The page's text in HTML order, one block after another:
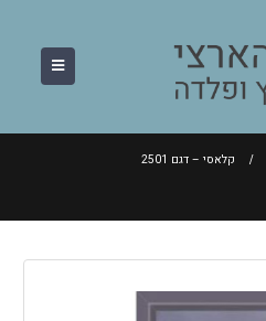
קלאסי – דגם 2501